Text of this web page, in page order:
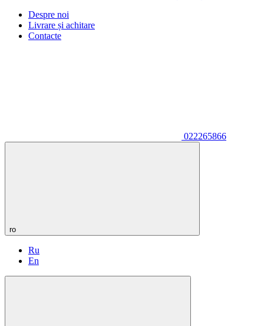
Despre noi
Livrare și achitare
Contacte
022265866
ro
Ru
En